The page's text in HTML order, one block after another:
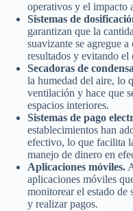
operativos y el impacto
Sistemas de
garantizan que la
suavizante se agregue
resultados y evitando el
Secadoras de
la humedad del aire, lo
ventilación y hace que
espacios interiores.
Sistemas de pago
establecimientos han
efectivo, lo que facilita
manejo de dinero en
Aplicaciones móviles.
aplicaciones móviles
monitorear el estado
y realizar pagos.